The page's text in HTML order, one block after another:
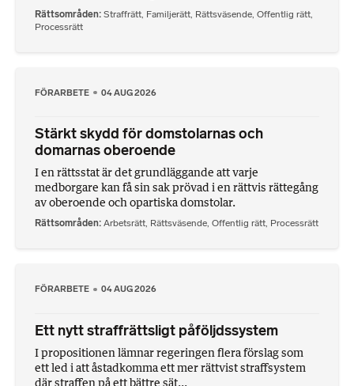
Rättsområden Straffrätt Familjerätt Rättsväsende Offentlig rätt
Processrätt
FÖRARBETE 04 AUG 2026
Stärkt skydd för domstolarnas och
domarnas oberoende
I en rättsstat är det grundläggande att varje
medborgare kan få sin sak prövad i en rättvis rättegång
av oberoende och opartiska domstolar.
Rättsområden Arbetsrätt, Rättsväsende, Offentlig rätt, Processrätt
FÖRARBETE 04 AUG 2026
Ett nytt straffrättsligt påföljdssystem
I propositionen lämnar regeringen flera förslag som
ett led i att åstadkomma ett mer rättvist straffsystem
där straffen på ett bättre sät...